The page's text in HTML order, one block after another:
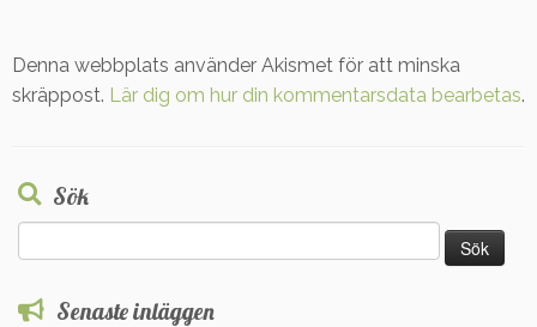
Denna webbplats använder Akismet för att minska
skräppost. Lär dig om hur din kommentarsdata bearbetas.
Sök
efter:
Senaste inläggen